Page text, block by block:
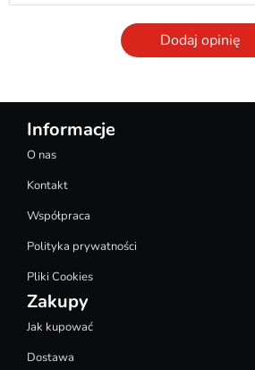
Dodaj opinię
Informacje
O nas
Kontakt
Współpraca
Polityka prywatności
Pliki Cookies
Zakupy
Jak kupować
Dostawa